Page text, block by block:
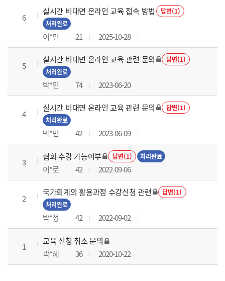
6
실시간 비대면 온라인 교육 접속 방법
답변(1)
처리완료
이*민 21 2025-10-28
5
실시간 비대면 온라인 교육 관련 문의
답변(1)
처리완료
박*민 74 2023-06-20
4
실시간 비대면 온라인 교육 관련 문의
답변(1)
처리완료
박*민 42 2023-06-09
3
협회 수강 가능여부 답변(1) 처리완료
이*로 42 2022-09-06
2
국가회계의 활용과정 수강신청 관련
답변(1)
처리완료
박*정 42 2022-09-02
1
교육 신청 취소 문의
곽*혜
36 2020-10-22